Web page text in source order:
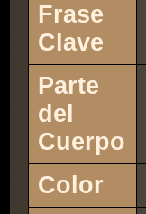
Frase
Clave
Parte
del
Cuerpo
Color